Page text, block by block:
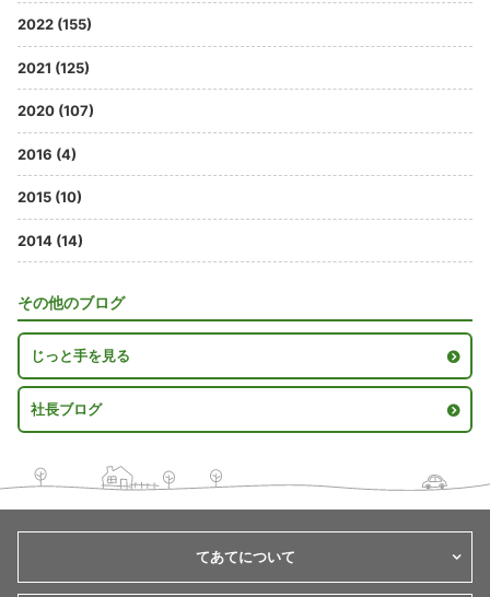
2022 (155)
2021 (125)
2020 (107)
2016 (4)
2015 (10)
2014 (14)
その他のブログ
じっと手を見る
社長ブログ
てあてについて